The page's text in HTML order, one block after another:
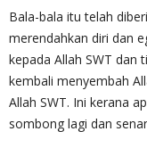
Bala-bala itu telah
merendahkan diri dan
kepada Allah SWT dan
kembali menyembah
Allah SWT. Ini kerana
sombong lagi dan